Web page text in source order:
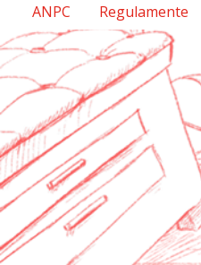
ANPC
Regulamente